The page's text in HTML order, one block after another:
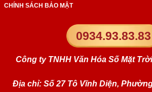
0934.93.83.83
Công ty TNHH Văn Hóa Số Mặt
Địa chỉ: Số 27 Tô Vĩnh Diện,
CHÍNH SÁCH BẢO MẬT